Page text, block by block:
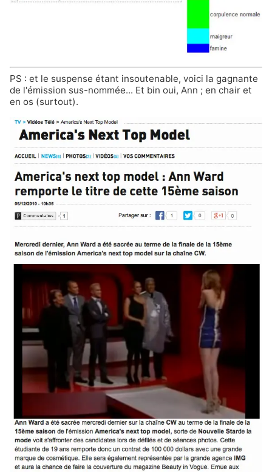
PS : et le suspense étant insoutenable, voici la gagnante
de l'émission sus-nommée... Et bin oui, Ann ; en chair et
en os (surtout).